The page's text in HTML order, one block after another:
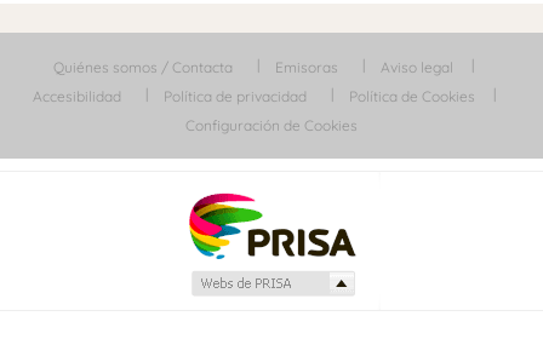
Quiénes somos / Contacta Emisoras
Aviso legal
Accesibilidad
Política de privacidad
Política de Cookies
Configuración de Cookies